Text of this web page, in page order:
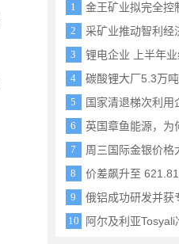
金王矿业拟完全控
采矿业推动智利经
碳酸锂大厂5.3万吨
周三国际金银价格
阿尔及利亚